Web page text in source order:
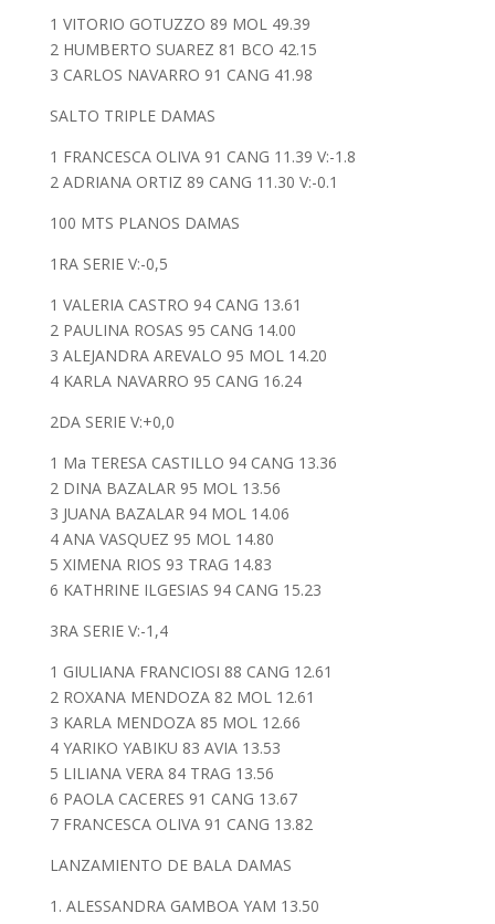
1 VITORIO GOTUZZO 89 MOL 49.39
2 HUMBERTO SUAREZ 81 BCO 42.15
3 CARLOS NAVARRO 91 CANG 41.98
SALTO TRIPLE DAMAS
1 FRANCESCA OLIVA 91 CANG 11.39 V:-1.8
2 ADRIANA ORTIZ 89 CANG 11.30 V:-0.1
100 MTS PLANOS DAMAS
1RA SERIE V:-0,5
1 VALERIA CASTRO 94 CANG 13.61
2 PAULINA ROSAS 95 CANG 14.00
3 ALEJANDRA AREVALO 95 MOL 14.20
4 KARLA NAVARRO 95 CANG 16.24
2DA SERIE V:+0,0
1 Ma TERESA CASTILLO 94 CANG 13.36
2 DINA BAZALAR 95 MOL 13.56
3 JUANA BAZALAR 94 MOL 14.06
4 ANA VASQUEZ 95 MOL 14.80
5 XIMENA RIOS 93 TRAG 14.83
6 KATHRINE ILGESIAS 94 CANG 15.23
3RA SERIE V:-1,4
1 GIULIANA FRANCIOSI 88 CANG 12.61
2 ROXANA MENDOZA 82 MOL 12.61
3 KARLA MENDOZA 85 MOL 12.66
4 YARIKO YABIKU 83 AVIA 13.53
5 LILIANA VERA 84 TRAG 13.56
6 PAOLA CACERES 91 CANG 13.67
7 FRANCESCA OLIVA 91 CANG 13.82
LANZAMIENTO DE BALA DAMAS
1. ALESSANDRA GAMBOA YAM 13.50